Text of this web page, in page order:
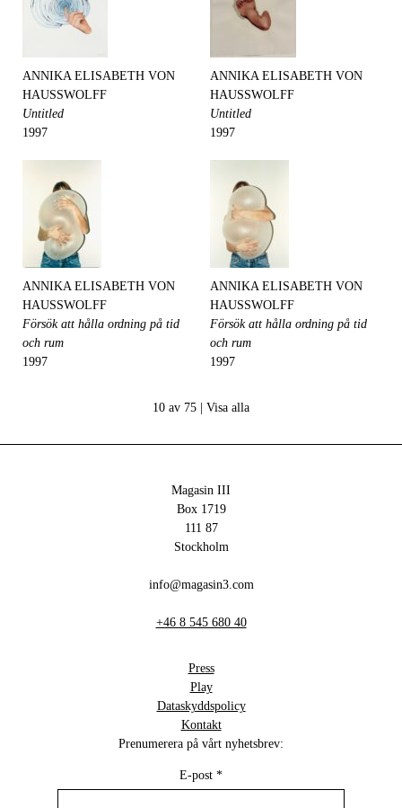
ANNIKA ELISABETH VON
HAUSSWOLFF
Untitled
1997
ANNIKA ELISABETH VON
HAUSSWOLFF
Untitled
1997
ANNIKA ELISABETH VON
HAUSSWOLFF
Försök att hålla ordning på tid
och rum
1997
ANNIKA ELISABETH VON
HAUSSWOLFF
Försök att hålla ordning på tid
och rum
1997
10 av 75 | Visa alla
Magasin III
Box 1719
111 87
Stockholm
info@magasin3.com
+46 8 545 680 40
Press
Play
Dataskyddspolicy
Kontakt
Prenumerera på vårt nyhetsbrev:
E-post *